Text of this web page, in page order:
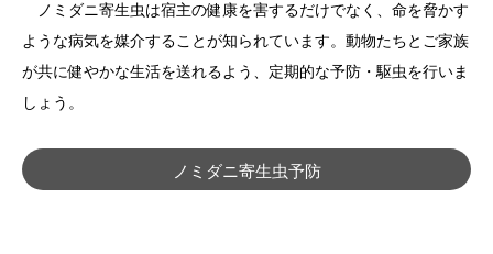
ノミダニ寄生虫は宿主の健康を害するだけでなく、命を脅かす
ような病気を媒介することが知られています。動物たちとご家族
が共に健やかな生活を送れるよう、定期的な予防・駆虫を行いま
しょう。
ノミダニ寄生虫予防